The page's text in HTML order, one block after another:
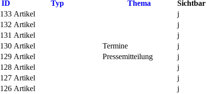
ID Typ Thema Sichtbar
133 Artikel j
132 Artikel j
131 Artikel j
130 Artikel Termine j
129 Artikel Pressemitteilung j
128 Artikel j
127 Artikel j
126 Artikel j